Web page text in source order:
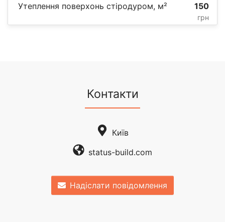
Утеплення поверхонь стіродуром, м² 150
грн
Контакти
Київ
status-build.com
Надіслати повідомлення